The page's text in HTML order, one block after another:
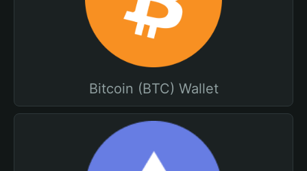
Bitcoin (BTC) Wallet